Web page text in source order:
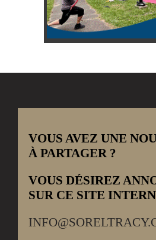
VOUS AVEZ UNE
À PARTAGER ?
VOUS DÉSIREZ
SUR CE SITE